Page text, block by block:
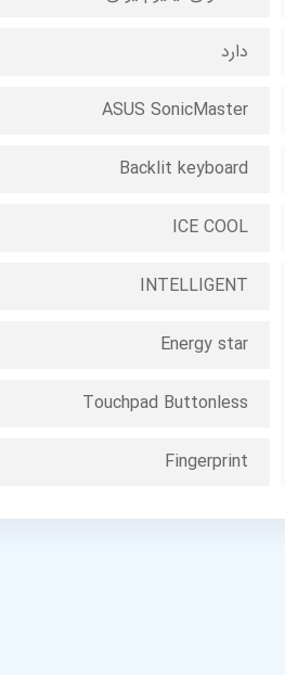
دارد
ASUS SonicMaster
Backlit keyboard
ICE COOL
INTELLIGENT
Energy star
Touchpad Buttonless
Fingerprint